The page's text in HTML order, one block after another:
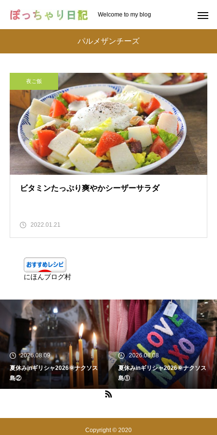
Welcome to my blog
パルメザンチーズ
夜ご飯
ビタミンたっぷり爽やかシーザーサラダ
2022.01.21
にほんブログ村
2026.08.09
夏休みinギリシャ2026🌞ナクソス
島②
2026.08.08
夏休みinギリシャ2026🌞ナクソス
島①
Copyright © 2020